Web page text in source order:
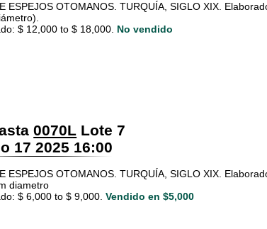
ESPEJOS OTOMANOS. TURQUÍA, SIGLO XIX.
$ 12,000 to $ 18,000. No vendido
0070L Lote 7
17 2025 16:00
ESPEJOS OTOMANOS. TURQUÍA, SIGLO XIX.
diametro
$ 6,000 to $ 9,000. Vendido en $5,000